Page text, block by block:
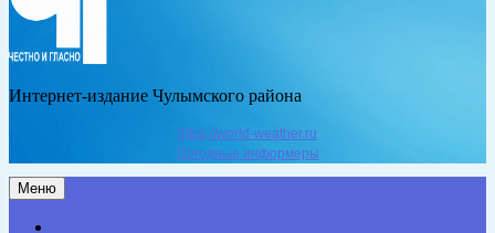
Интернет-издание Чулымского района
https://world-weather.ru
Погодные информеры
Меню